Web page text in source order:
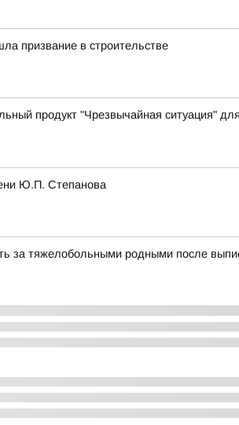
призвание в строительстве
продукт "Чрезвычайная ситуация"
Ю.П. Степанова
за тяжелобольными родными после